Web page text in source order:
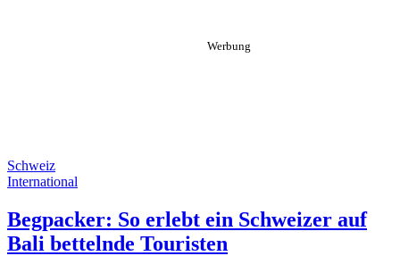
Schweiz
International
Begpacker: So erlebt ein Schweizer auf
Bali bettelnde Touristen